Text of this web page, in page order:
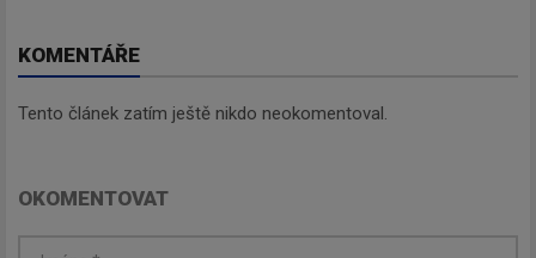
KOMENTÁŘE
Tento článek zatím ještě nikdo neokomentoval.
OKOMENTOVAT